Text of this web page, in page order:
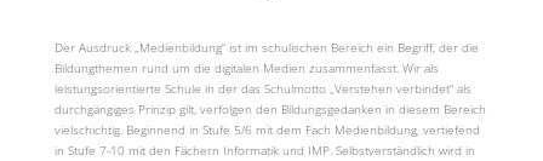
Der Ausdruck „Medienbildung“ ist im schulischen Bereich ein Begriff, der die
Bildungthemen rund um die digitalen Medien zusammenfasst. Wir als
leistungsorientierte Schule in der das Schulmotto „Verstehen verbindet“ als
durchgängiges Prinzip gilt, verfolgen den Bildungsgedanken in diesem Bereich
vielschichtig. Beginnend in Stufe 5/6 mit dem Fach Medienbildung, vertiefend
in Stufe 7-10 mit den Fächern Informatik und IMP. Selbstverständlich wird in